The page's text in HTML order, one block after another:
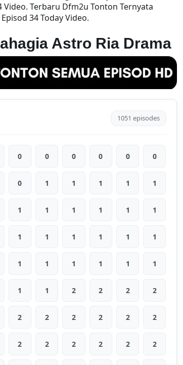
Video. Terbaru Dfm2u Tonton Ternyata
34 Today Video.
Astro Ria Drama
1051 episodes
0 0 0 0 0 0
0 1 1 1 1 1
1 1 1 1 1 1
1 1 1 1 1 1
1 1 1 1 1 1
1 1 2 2 2 2
2 2 2 2 2 2
2 2 2 2 2 2